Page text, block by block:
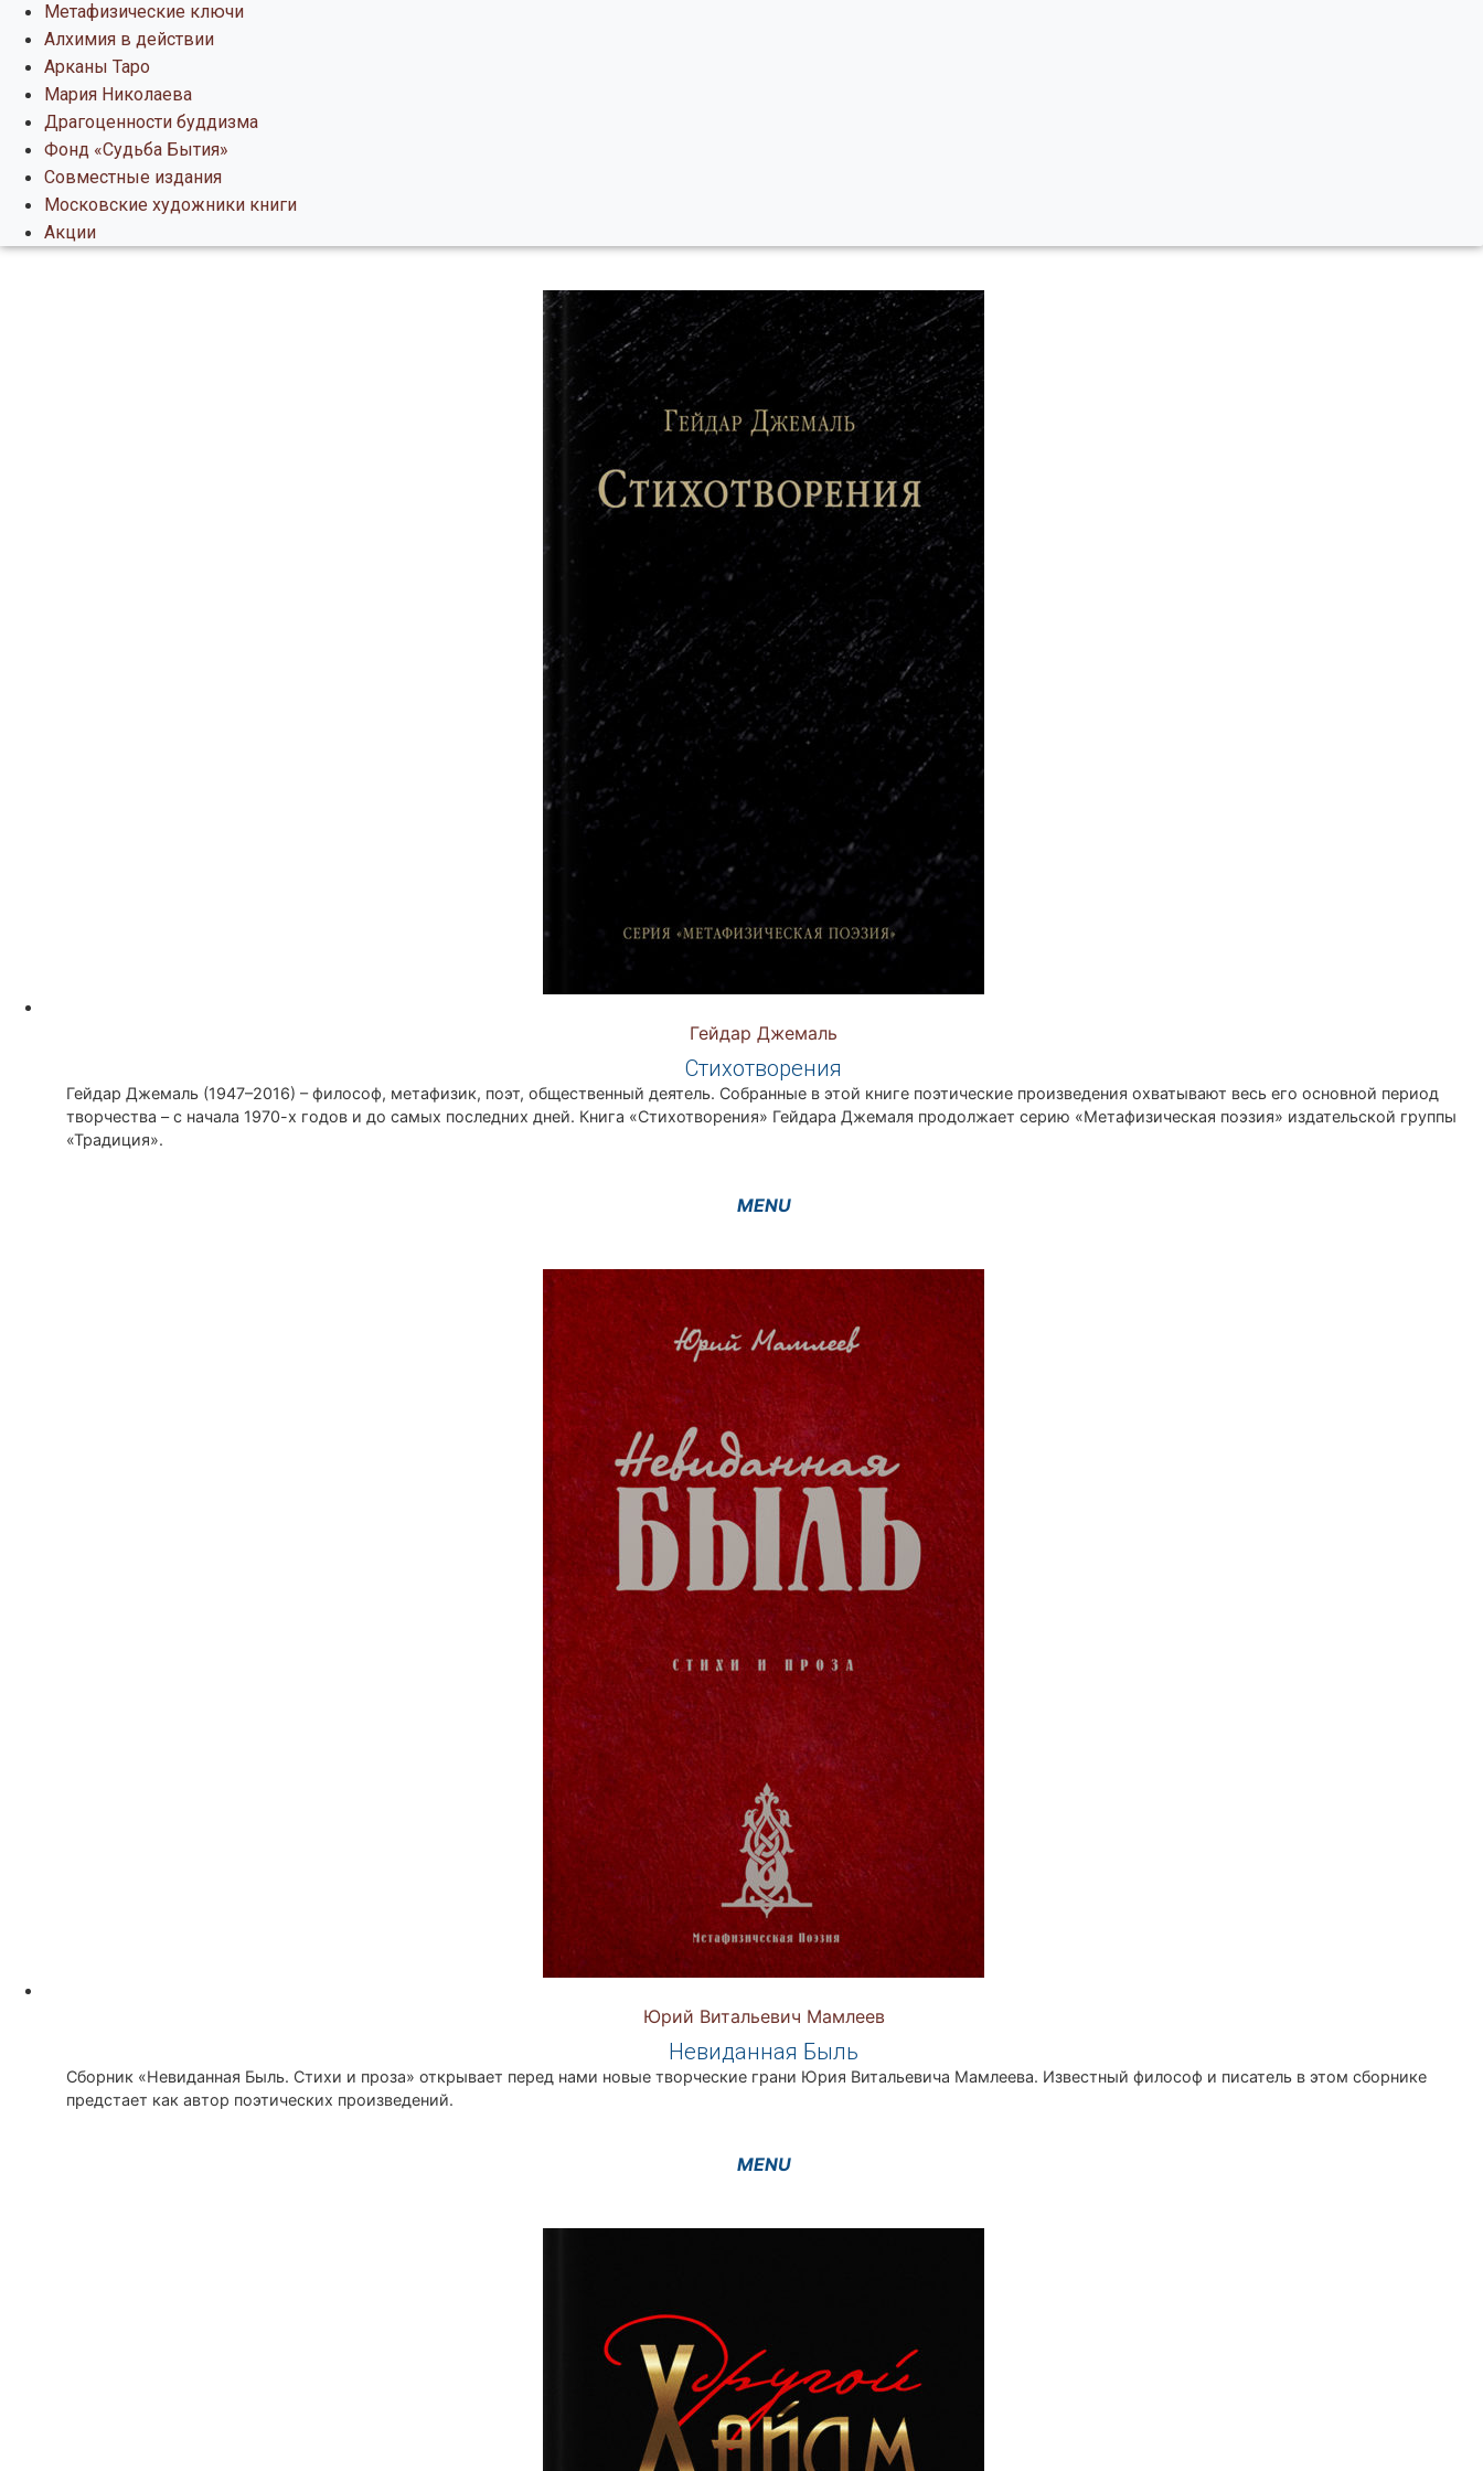
Метафизические ключи
Алхимия в действии
Арканы Таро
Мария Николаева
Драгоценности буддизма
Фонд «Судьба Бытия»
Совместные издания
Московские художники книги
Акции
Гейдар Джемаль
Стихотворения
Гейдар Джемаль (1947–2016) – философ, метафизик, поэт, общественный деятель. Собранные в этой книге поэтические произведения охватывают весь его основной период
творчества – с начала 1970-х годов и до самых последних дней. Книга «Стихотворения» Гейдара Джемаля продолжает серию «Метафизическая поэзия» издательской группы
«Традиция».
Юрий Витальевич Мамлеев
Невиданная Быль
Сборник «Невиданная Быль. Стихи и проза» открывает перед нами новые творческие грани Юрия Витальевича Мамлеева. Известный философ и писатель в этом сборнике
предстает как автор поэтических произведений.